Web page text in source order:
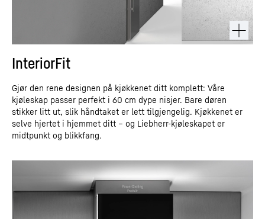
InteriorFit
Gjør den rene designen på kjøkkenet ditt komplett: Våre
kjøleskap passer perfekt i 60 cm dype nisjer. Bare døren
stikker litt ut, slik håndtaket er lett tilgjengelig. Kjøkkenet er
selve hjertet i hjemmet ditt – og Liebherr-kjøleskapet er
midtpunkt og blikkfang.